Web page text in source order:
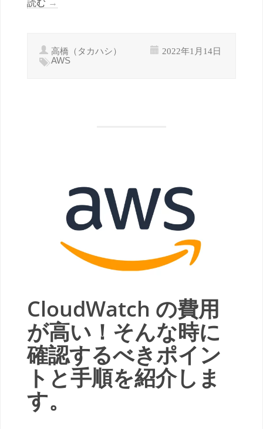
読む →
高橋（タカハシ） 2022年1月14日
AWS
CloudWatch の費用
が高い！そんな時に
確認するべきポイン
トと手順を紹介しま
す。